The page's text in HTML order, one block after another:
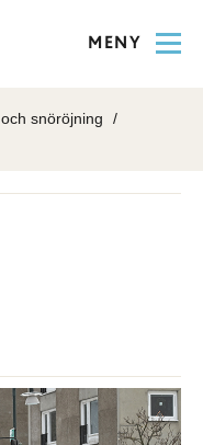
MENY
snöröjning